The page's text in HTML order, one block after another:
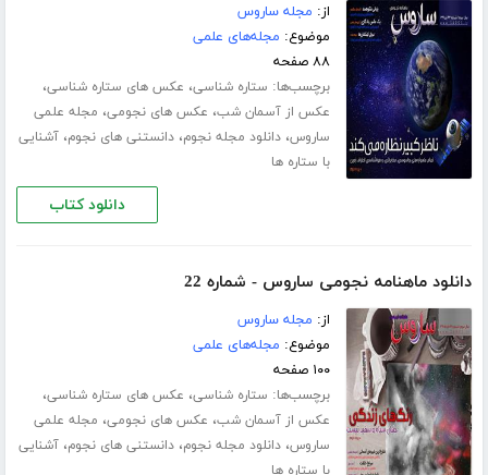
از: مجله ساروس
موضوع: مجله‌های علمی
۸۸ صفحه
برچسب‌ها: ستاره شناسی، عکس های ستاره شناسی،
عکس از آسمان شب، عکس های نجومی، مجله علمی
ساروس،دانلود مجله نجوم،دانستنی های نجوم،آشنایی
با ستاره ها
دانلود کتاب
دانلود ماهنامه نجومی ساروس - شماره 22
از: مجله ساروس
موضوع: مجله‌های علمی
۱۰۰ صفحه
برچسب‌ها: ستاره شناسی، عکس های ستاره شناسی،
عکس از آسمان شب، عکس های نجومی، مجله علمی
ساروس،دانلود مجله نجوم،دانستنی های نجوم،آشنایی
با ستاره ها